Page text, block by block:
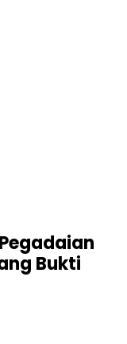
Bukti